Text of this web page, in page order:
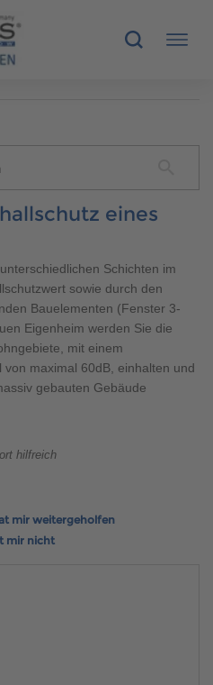
eines
Schichten im
sowie durch den
Bauelementen (Fenster 3-
Eigenheim werden Sie die
mit einem
maximal 60dB, einhalten und
gebauten Gebäude
hilfreich
mir weitergeholfen
mir nicht